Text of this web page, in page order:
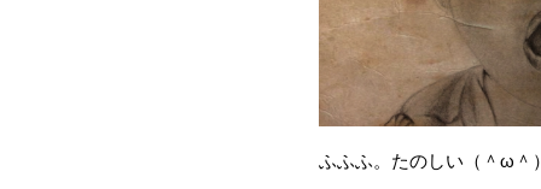
ふふふ。たのしい（＾ω＾